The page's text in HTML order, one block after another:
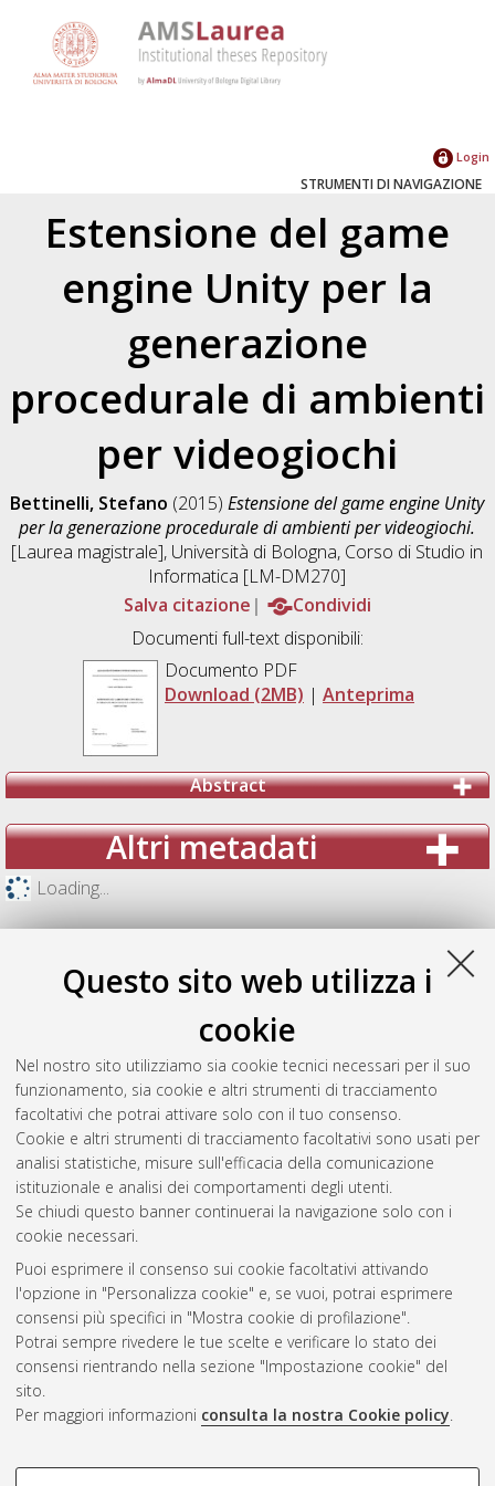
Questo sito web utilizza i
cookie
Nel nostro sito utilizziamo sia cookie tecnici necessari per il suo
funzionamento, sia cookie e altri strumenti di tracciamento
facoltativi che potrai attivare solo con il tuo consenso.
Cookie e altri strumenti di tracciamento facoltativi sono usati per
analisi statistiche, misure sull'efficacia della comunicazione
istituzionale e analisi dei comportamenti degli utenti.
Se chiudi questo banner continuerai la navigazione solo con i
cookie necessari.
Puoi esprimere il consenso sui cookie facoltativi attivando
l'opzione in "Personalizza cookie" e, se vuoi, potrai esprimere
consensi più specifici in "Mostra cookie di profilazione".
Potrai sempre rivedere le tue scelte e verificare lo stato dei
consensi rientrando nella sezione "Impostazione cookie" del
sito.
Per maggiori informazioni consulta la nostra Cookie policy.
COOKIE DI PROFILAZIONE -
Login
STRUMENTI DI NAVIGAZIONE
Estensione del game
engine Unity per la
generazione
procedurale di ambienti
per videogiochi
Bettinelli, Stefano (2015)Estensione del game engine Unity
per la generazione procedurale di ambienti per videogiochi.
[Laurea magistrale], Università di Bologna, Corso di Studio in
Informatica [LM-DM270]
Salva citazione
Condividi
Documenti full-text disponibili:
Documento PDF
Download (2MB) | Anteprima
Abstract
Altri metadati
Loading...
Gestione del documento:
Atom
Rss 1.0
Rss 2.0
AMS Laurea
Impostazioni Cookie